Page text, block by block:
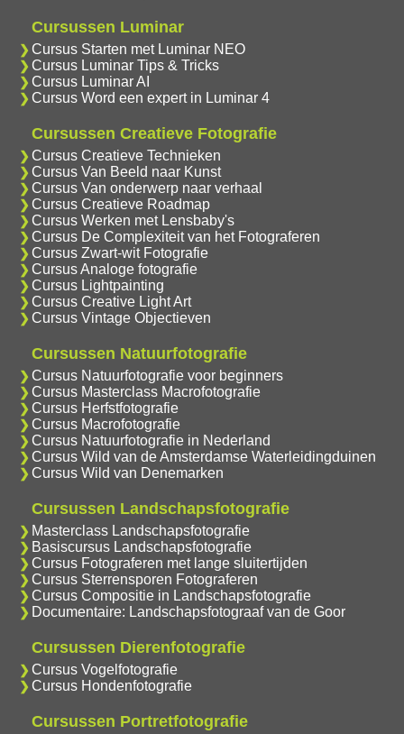
Cursussen Luminar
Cursus Starten met Luminar NEO
Cursus Luminar Tips & Tricks
Cursus Luminar AI
Cursus Word een expert in Luminar 4
Cursussen Creatieve Fotografie
Cursus Creatieve Technieken
Cursus Van Beeld naar Kunst
Cursus Van onderwerp naar verhaal
Cursus Creatieve Roadmap
Cursus Werken met Lensbaby's
Cursus De Complexiteit van het Fotograferen
Cursus Zwart-wit Fotografie
Cursus Analoge fotografie
Cursus Lightpainting
Cursus Creative Light Art
Cursus Vintage Objectieven
Cursussen Natuurfotografie
Cursus Natuurfotografie voor beginners
Cursus Masterclass Macrofotografie
Cursus Herfstfotografie
Cursus Macrofotografie
Cursus Natuurfotografie in Nederland
Cursus Wild van de Amsterdamse Waterleidingduinen
Cursus Wild van Denemarken
Cursussen Landschapsfotografie
Masterclass Landschapsfotografie
Basiscursus Landschapsfotografie
Cursus Fotograferen met lange sluitertijden
Cursus Sterrensporen Fotograferen
Cursus Compositie in Landschapsfotografie
Documentaire: Landschapsfotograaf van de Goor
Cursussen Dierenfotografie
Cursus Vogelfotografie
Cursus Hondenfotografie
Cursussen Portretfotografie